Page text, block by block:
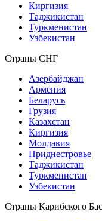
Киргизия
Таджикистан
Туркменистан
Узбекистан
Страны СНГ
Азербайджан
Армения
Беларусь
Грузия
Казахстан
Киргизия
Молдавия
Приднестровье
Таджикистан
Туркменистан
Узбекистан
Страны Карибского